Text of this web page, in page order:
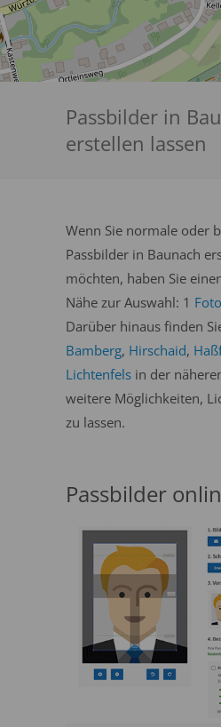
Passbilder in
erstellen lassen
Wenn Sie normale oder
Passbilder in Baunach
möchten, haben Sie
Nähe zur Auswahl: 1
Darüber hinaus finden
Bamberg, Hirschaid,
Lichtenfels in der
weitere Möglichkeiten,
zu lassen.
Passbilder